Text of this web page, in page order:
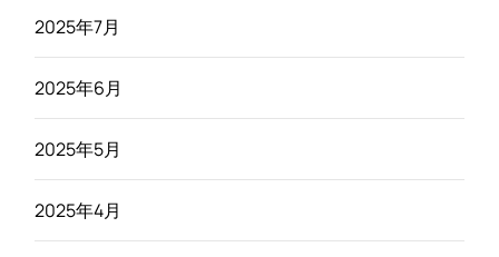
2025年7月
2025年6月
2025年5月
2025年4月